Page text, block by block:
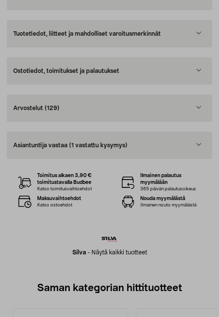
Tuotetiedot, liitteet ja mahdolliset varoitusmerkinnät
Ostotiedot, toimitukset ja palautukset
Arvostelut (129)
Asiantuntija vastaa (1 vastattu kysymys)
Silva- Näytä kaikki tuotteet
Toimitus alkaen 3,90 €
toimitustavalla Budbee
Katso toimitusvaihtoehdot
Ilmainen palautus
myymälään
365 päivän palautusoikeus
Maksuvaihtoehdot
Katso ostoehdot
Nouda myymälästä
Ilmainen nouto myymälästä
Saman kategorian hittituotteet